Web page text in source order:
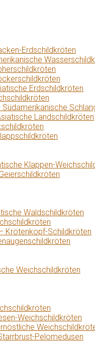
Erdschildkröten
Erdschildkröten
Landschildkröten
Klappen-
Waldschildkröten
Krötenkopf-Schildkröten
Weichschildkröten
Weichschildkröten
Pelomedusen